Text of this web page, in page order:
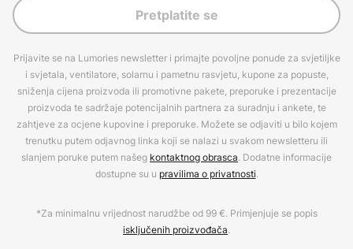
Pretplatite se
Prijavite se na Lumories newsletter i primajte povoljne ponude za svjetiljke
i svjetala, ventilatore, solarnu i pametnu rasvjetu, kupone za popuste,
sniženja cijena proizvoda ili promotivne pakete, preporuke i prezentacije
proizvoda te sadržaje potencijalnih partnera za suradnju i ankete, te
zahtjeve za ocjene kupovine i preporuke. Možete se odjaviti u bilo kojem
trenutku putem odjavnog linka koji se nalazi u svakom newsletteru ili
slanjem poruke putem našeg kontaktnog obrasca. Dodatne informacije
dostupne su u pravilima o privatnosti.
*Za minimalnu vrijednost narudžbe od 99 €. Primjenjuje se popis
isključenih proizvođača.